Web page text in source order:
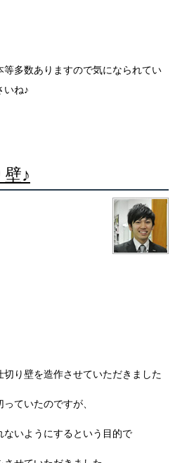
多数ありますので気になられてい
いね♪
♪
り壁を造作させていただきました
ていたのですが、
いようにするという目的で